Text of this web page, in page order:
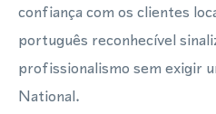
confiança com os clientes
português reconhecível
profissionalismo sem exigir
National.